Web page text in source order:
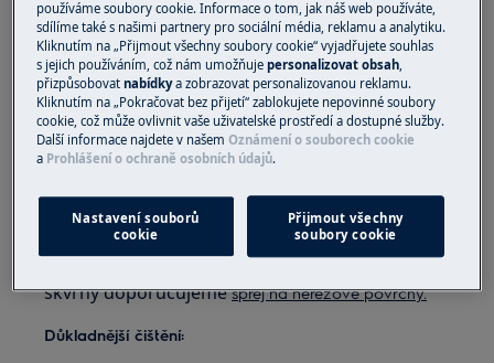
stěny a vnitřní skleněná dvířka měkkým
hadříkem.
Přední část trouby:Přední stranu trouby
čistěte měkkým hadříkem, teplou vodou a
jemným čisticím prostředkem.
Kovové povrchy:K čištění kovových
povrchů použijte čisticí roztok.
Skvrny:Skvrny vyčistěte jemným čisticím
prostředkem.
Na přední stranu trouby, kovové povrchy a
skvrny doporučujemesprej na nerezové povrchy.
Důkladnější čištění:
používáme soubory cookie. Informace o tom, jak náš web používáte,
sdílíme také s našimi partnery pro sociální média, reklamu a analytiku.
Kliknutím na „Přijmout všechny soubory cookie“ vyjadřujete souhlas
s jejich používáním, což nám umožňujepersonalizovat obsah,
přizpůsobovatnabídkya zobrazovat personalizovanou reklamu.
Kliknutím na „Pokračovat bez přijetí“ zablokujete nepovinné soubory
cookie, což může ovlivnit vaše uživatelské prostředí a dostupné služby.
Další informace najdete v našemOznámení o souborech cookie
a Prohlášení o ochraně osobních údajů.
Nastavení souborů
cookie
Přijmout všechny
soubory cookie